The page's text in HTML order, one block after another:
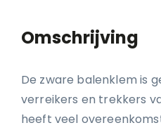
Omschrijving
De zware balenklem is
verreikers en trekkers
heeft veel